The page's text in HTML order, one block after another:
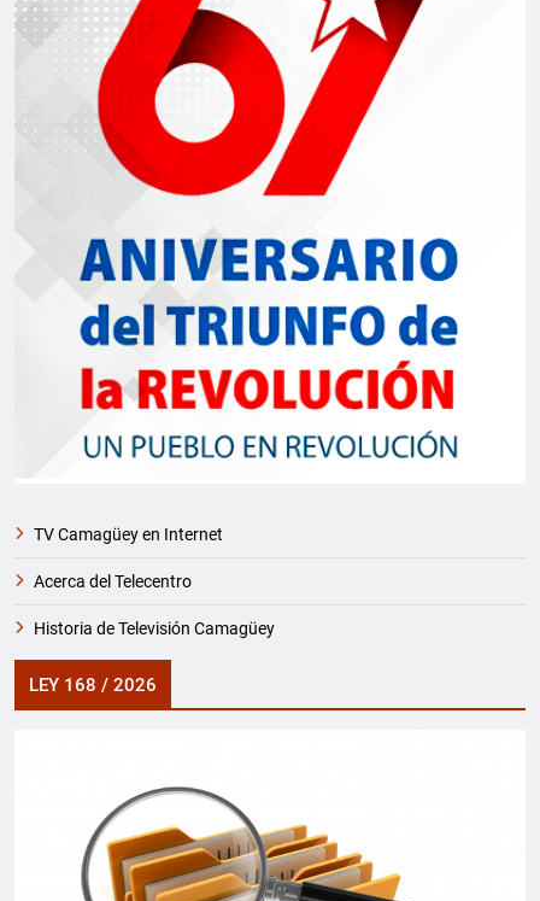
TV Camagüey en Internet
Acerca del Telecentro
Historia de Televisión Camagüey
LEY 168 / 2026